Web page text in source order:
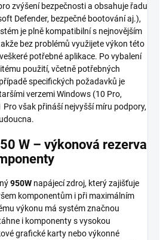
zvýšení bezpečnosti a obsahuje řadu
Defender, bezpečné bootování aj.),
je plně kompatibilní s nejnovějším
bez problémů využijete výkon této
potřebné aplikace. Po vybalení
použití, včetně potřebných
specifických požadavků je
verzemi Windows (10 Pro,
však přináší nejvyšší míru podpory,
W – výkonová rezerva
950W napájecí zdroj, který zajišťuje
komponentům i při maximálním
výkonu má systém značnou
i komponenty s vysokou
grafické karty nebo výkonné